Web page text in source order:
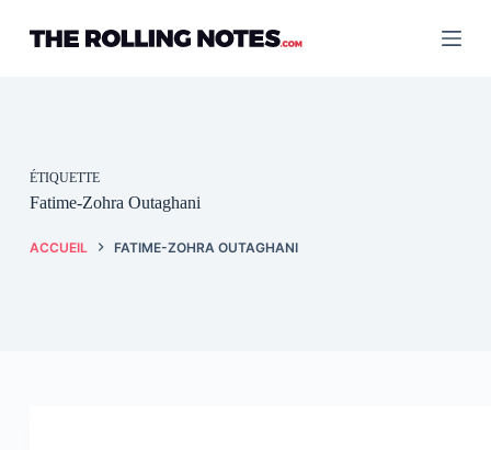
contenu
ÉTIQUETTE
Fatime-Zohra Outaghani
ACCUEIL FATIME-ZOHRA OUTAGHANI